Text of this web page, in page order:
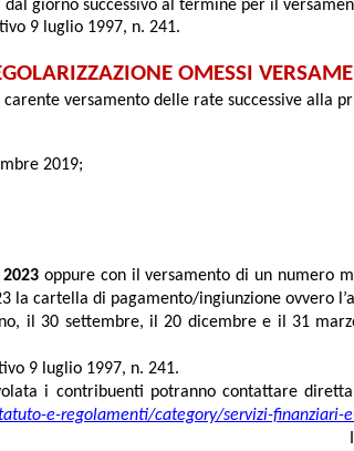
giorno successivo al termine per il
9 luglio 1997, n. 241.
OMESSI
versamento delle rate successive alla
2019;
oppure con il versamento di un numero
la cartella di pagamento/ingiunzione ovvero
il 30 settembre, il 20 dicembre e il 31
9 luglio 1997, n. 241.
i contribuenti potranno contattare
e-regolamenti/category/servizi-finanziari-
Il